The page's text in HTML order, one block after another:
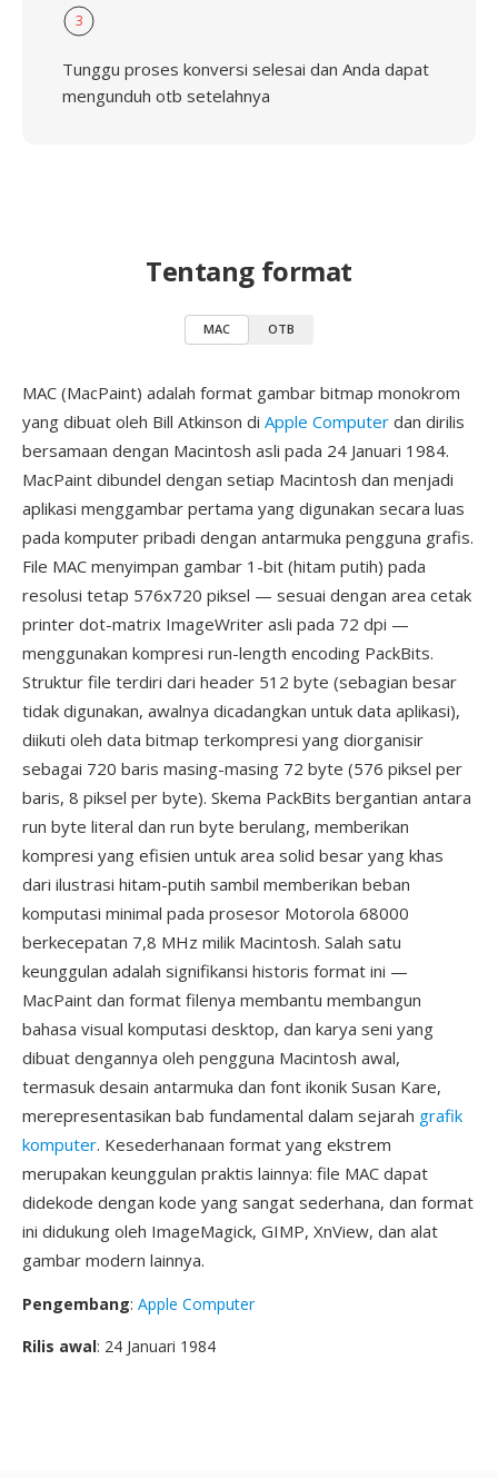
3
Tunggu proses konversi selesai dan Anda dapat
mengunduh otb setelahnya
Tentang format
MAC OTB
MAC (MacPaint) adalah format gambar bitmap monokrom
yang dibuat oleh Bill Atkinson di Apple Computer dan dirilis
bersamaan dengan Macintosh asli pada 24 Januari 1984.
MacPaint dibundel dengan setiap Macintosh dan menjadi
aplikasi menggambar pertama yang digunakan secara luas
pada komputer pribadi dengan antarmuka pengguna grafis.
File MAC menyimpan gambar 1-bit (hitam putih) pada
resolusi tetap 576x720 piksel — sesuai dengan area cetak
printer dot-matrix ImageWriter asli pada 72 dpi —
menggunakan kompresi run-length encoding PackBits.
Struktur file terdiri dari header 512 byte (sebagian besar
tidak digunakan, awalnya dicadangkan untuk data aplikasi),
diikuti oleh data bitmap terkompresi yang diorganisir
sebagai 720 baris masing-masing 72 byte (576 piksel per
baris, 8 piksel per byte). Skema PackBits bergantian antara
run byte literal dan run byte berulang, memberikan
kompresi yang efisien untuk area solid besar yang khas
dari ilustrasi hitam-putih sambil memberikan beban
komputasi minimal pada prosesor Motorola 68000
berkecepatan 7,8 MHz milik Macintosh. Salah satu
keunggulan adalah signifikansi historis format ini —
MacPaint dan format filenya membantu membangun
bahasa visual komputasi desktop, dan karya seni yang
dibuat dengannya oleh pengguna Macintosh awal,
termasuk desain antarmuka dan font ikonik Susan Kare,
merepresentasikan bab fundamental dalam sejarah grafik
komputer. Kesederhanaan format yang ekstrem
merupakan keunggulan praktis lainnya: file MAC dapat
didekode dengan kode yang sangat sederhana, dan format
ini didukung oleh ImageMagick, GIMP, XnView, dan alat
gambar modern lainnya.
Pengembang: Apple Computer
Rilis awal: 24 Januari 1984